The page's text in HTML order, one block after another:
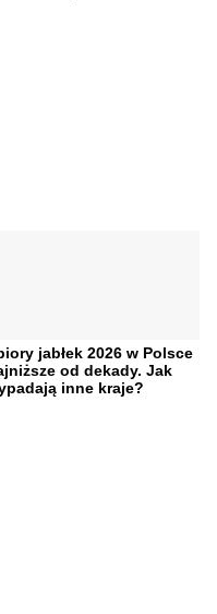
jabłek 2026 w Polsce
od dekady. Jak
inne kraje?